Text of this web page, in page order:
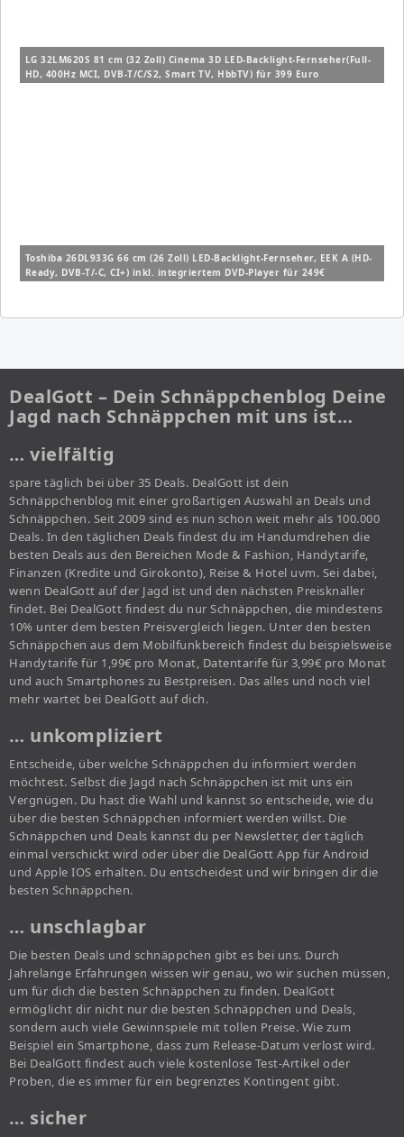
LG 32LM620S 81 cm (32 Zoll) Cinema 3D LED-Backlight-Fernseher(Full-
HD, 400Hz MCI, DVB-T/C/S2, Smart TV, HbbTV) für 399 Euro
Toshiba 26DL933G 66 cm (26 Zoll) LED-Backlight-Fernseher, EEK A (HD-
Ready, DVB-T/-C, CI+) inkl. integriertem DVD-Player für 249€
DealGott – Dein Schnäppchenblog Deine
Jagd nach Schnäppchen mit uns ist…
… vielfältig
spare täglich bei über 35 Deals. DealGott ist dein
Schnäppchenblog mit einer großartigen Auswahl an Deals und
Schnäppchen. Seit 2009 sind es nun schon weit mehr als 100.000
Deals. In den täglichen Deals findest du im Handumdrehen die
besten Deals aus den Bereichen Mode & Fashion, Handytarife,
Finanzen (Kredite und Girokonto), Reise & Hotel uvm. Sei dabei,
wenn DealGott auf der Jagd ist und den nächsten Preisknaller
findet. Bei DealGott findest du nur Schnäppchen, die mindestens
10% unter dem besten Preisvergleich liegen. Unter den besten
Schnäppchen aus dem Mobilfunkbereich findest du beispielsweise
Handytarife für 1,99€ pro Monat, Datentarife für 3,99€ pro Monat
und auch Smartphones zu Bestpreisen. Das alles und noch viel
mehr wartet bei DealGott auf dich.
… unkompliziert
Entscheide, über welche Schnäppchen du informiert werden
möchtest. Selbst die Jagd nach Schnäppchen ist mit uns ein
Vergnügen. Du hast die Wahl und kannst so entscheide, wie du
über die besten Schnäppchen informiert werden willst. Die
Schnäppchen und Deals kannst du per Newsletter, der täglich
einmal verschickt wird oder über die DealGott App für Android
und Apple IOS erhalten. Du entscheidest und wir bringen dir die
besten Schnäppchen.
… unschlagbar
Die besten Deals und schnäppchen gibt es bei uns. Durch
Jahrelange Erfahrungen wissen wir genau, wo wir suchen müssen,
um für dich die besten Schnäppchen zu finden. DealGott
ermöglicht dir nicht nur die besten Schnäppchen und Deals,
sondern auch viele Gewinnspiele mit tollen Preise. Wie zum
Beispiel ein Smartphone, dass zum Release-Datum verlost wird.
Bei DealGott findest auch viele kostenlose Test-Artikel oder
Proben, die es immer für ein begrenztes Kontingent gibt.
… sicher